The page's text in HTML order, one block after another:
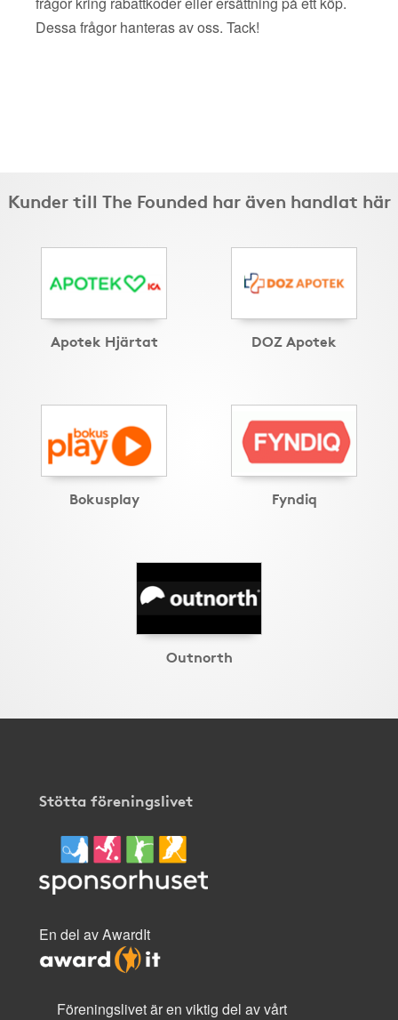
Dessa frågor hanteras av oss. Tack!
Kunder till The Founded har även handlat här
Apotek Hjärtat DOZ Apotek
Bokusplay Fyndiq
Outnorth
Stötta föreningslivet
En del av AwardIt
Föreningslivet är en viktig del av vårt